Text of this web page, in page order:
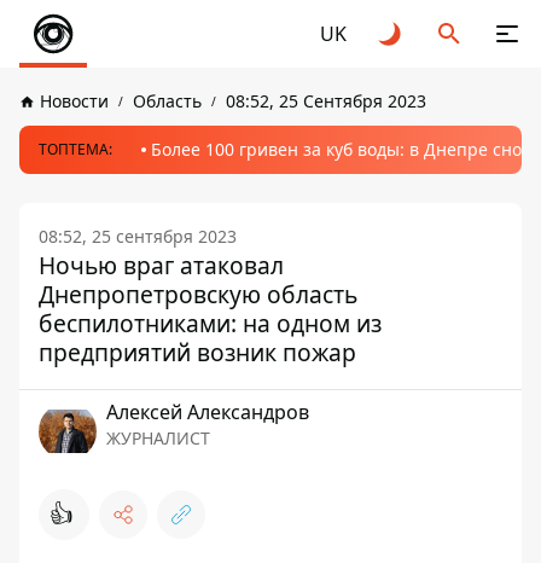
UK
Новости Область 08:52, 25 Сентября 2023
ТОПТЕМА: Более 100 гривен за куб воды: в Днепре
08:52, 25 сентября 2023
Ночью враг атаковал
Днепропетровскую область
беспилотниками: на одном из
предприятий возник пожар
Алексей Александров
ЖУРНАЛИСТ
👍